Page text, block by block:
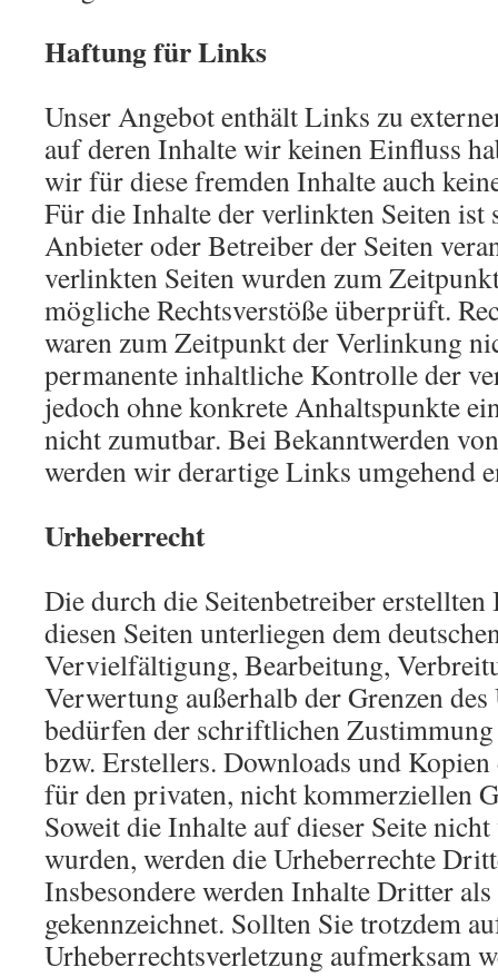
Haftung für Links
Unser Angebot enthält Links zu
auf deren Inhalte wir keinen Einfluss
wir für diese fremden Inhalte auch
Für die Inhalte der verlinkten Seiten ist
Anbieter oder Betreiber der Seiten
verlinkten Seiten wurden zum
mögliche Rechtsverstöße überprüft.
waren zum Zeitpunkt der Verlinkung
permanente inhaltliche Kontrolle der
jedoch ohne konkrete Anhaltspunkte
nicht zumutbar. Bei Bekanntwerden
werden wir derartige Links umgehend
Urheberrecht
Die durch die Seitenbetreiber
diesen Seiten unterliegen dem
Vervielfältigung, Bearbeitung,
Verwertung außerhalb der Grenzen
bedürfen der schriftlichen
bzw. Erstellers. Downloads und
für den privaten, nicht kommerziellen
Soweit die Inhalte auf dieser Seite
wurden, werden die Urheberrechte
Insbesondere werden Inhalte Dritter als
gekennzeichnet. Sollten Sie trotzdem
Urheberrechtsverletzung aufmerksam